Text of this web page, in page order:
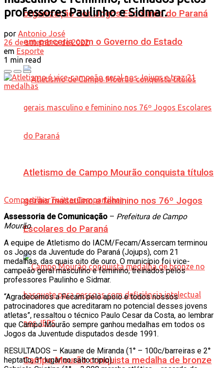
organização dos Jogos Escolares do Paraná
em parceria com o Governo do Estado
Atletismo de Campo Mourão conquista títulos
gerais masculino e feminino nos 76º Jogos
Escolares do Paraná
Campo Mourão conquista medalha de bronze
professores Paulinho e Sidmar.
por Antonio José
26 de setembro de 2022
em Esporte
1 min read
CompartilharTwittarCompartilhar
Assessoria de Comunicação – Prefeitura de Campo
Mourão
A equipe de Atletismo do IACM/Fecam/Assercam terminou
os Jogos da Juventude do Paraná (Jojups), com 21
medalhas, das quais oito de ouro. O município foi vice-
campeão geral masculino e feminino, treinados pelos
professores Paulinho e Sidmar.
“Agradecemos a Fecam pelo apoio e todos nossos
patrocinadores que acreditaram no potencial desses jovens
atletas”, ressaltou o técnico Paulo Cesar da Costa, ao lembrar
que Campo Mourão sempre ganhou medalhas em todos os
Jogos da Juventude disputados desde 1991.
RESULTADOS – Kauane de Miranda (1° – 100c/barreiras e 2°
heptatlo, 3° lugar no salto triplo).